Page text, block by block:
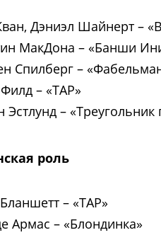
Дэниэл Шайнерт –
МакДона – «Банши
Спилберг –
– «ТАР»
Эстлунд – «Треугольник
роль
– «ТАР»
Армас – «Блондинка»